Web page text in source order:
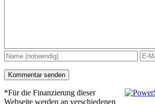
*Für die Finanzierung dieser
Webseite werden an verschiedenen